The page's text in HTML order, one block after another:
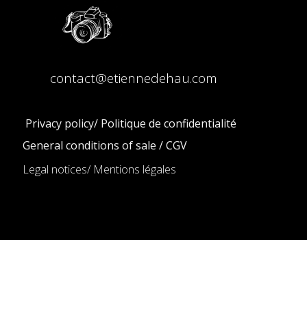
contact@etiennedehau.com
Privacy policy/ Politique de confidentialité
General conditions of sale / CGV
Legal notices/ Mentions légales